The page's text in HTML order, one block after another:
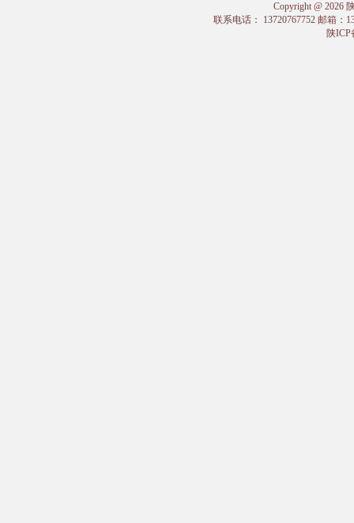
Copyright @ 2026
联系电话： 13720767752 邮箱：
陕ICP